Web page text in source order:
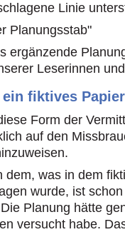
Linie
Planungsstab"
ergänzende
Leserinnen
ein fiktives Papier
Form der
auf den
dem, was in dem
wurde, ist
Planung hätte
versucht habe.